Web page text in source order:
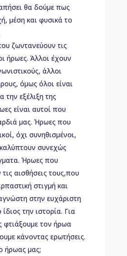
θα δούμε πως
μέση και φυσικά το
ζωντανεύουν τις
ήρωες. Άλλοι έχουν
άλλοι
όμως όλοι είναι
την εξέλιξη της
είναι αυτοί που
μας. Ήρωες που
όχι συνηθισμένοι,
συνεχώς
Ήρωες που
αισθήσεις τους,που
στιγμή και
στην ευχάριστη
την ιστορία. Για
φτιάξουμε τον ήρωα
κάνοντας ερωτήσεις.
ήρωας μας;